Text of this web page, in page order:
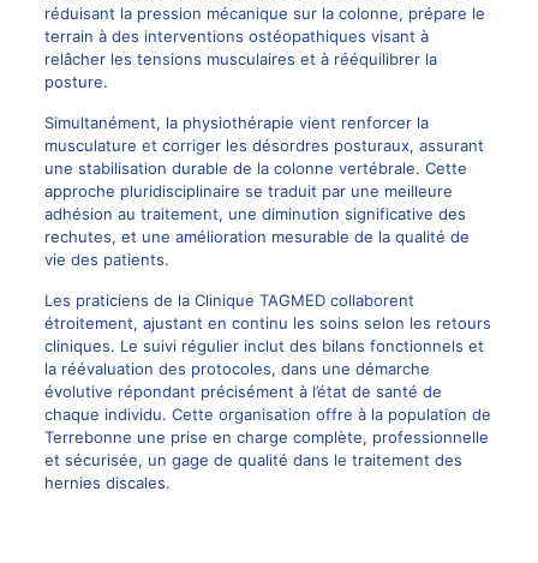
réduisant la pression mécanique sur la colonne, prépare le
terrain à des interventions ostéopathiques visant à
relâcher les tensions musculaires et à rééquilibrer la
posture.
Simultanément, la physiothérapie vient renforcer la
musculature et corriger les désordres posturaux, assurant
une stabilisation durable de la colonne vertébrale. Cette
approche pluridisciplinaire se traduit par une meilleure
adhésion au traitement, une diminution significative des
rechutes, et une amélioration mesurable de la qualité de
vie des patients.
Les praticiens de la Clinique TAGMED collaborent
étroitement, ajustant en continu les soins selon les retours
cliniques. Le suivi régulier inclut des bilans fonctionnels et
la réévaluation des protocoles, dans une démarche
évolutive répondant précisément à l’état de santé de
chaque individu. Cette organisation offre à la population de
Terrebonne une prise en charge complète, professionnelle
et sécurisée, un gage de qualité dans le traitement des
hernies discales.